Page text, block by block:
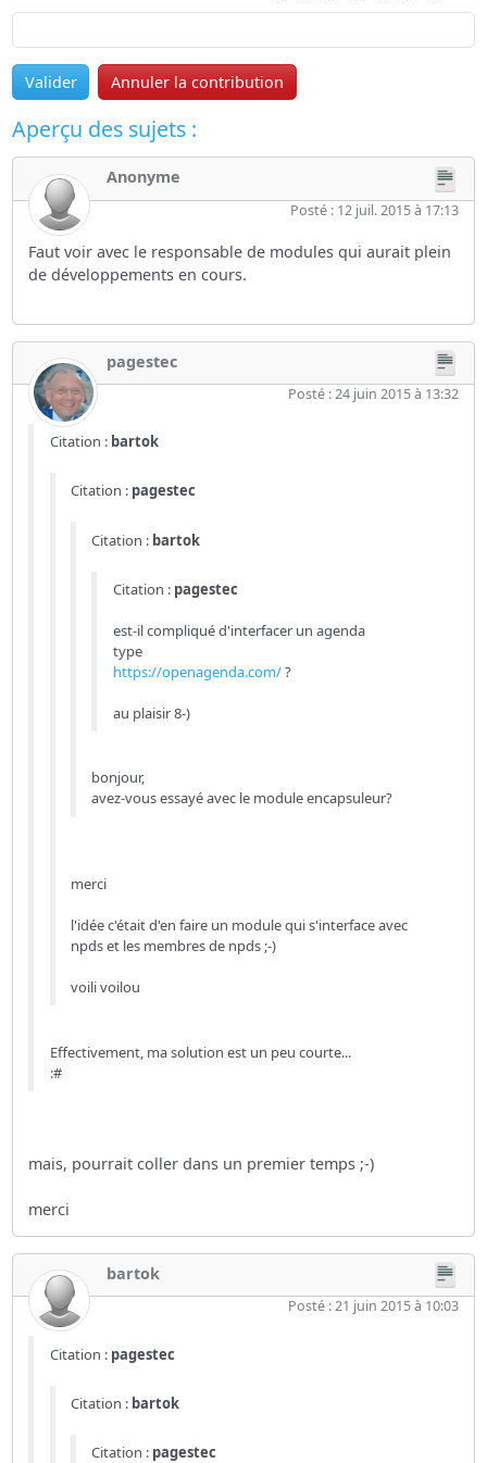
Valider Annuler la contribution
Aperçu des sujets :
Anonyme
Posté : 12 juil. 2015 à 17:13
Faut voir avec le responsable de modules qui aurait plein
de développements en cours.
pagestec
Posté : 24 juin 2015 à 13:32
Citation : bartok
Citation : pagestec
Citation : bartok
Citation : pagestec
est-il compliqué d'interfacer un agenda
type
https://openagenda.com/?
au plaisir 8-)
bonjour,
avez-vous essayé avec le module encapsuleur?
merci
l'idée c'était d'en faire un module qui s'interface avec
npds et les membres de npds ;-)
voili voilou
Effectivement, ma solution est un peu courte...
:#
mais, pourrait coller dans un premier temps ;-)
merci
bartok
Posté : 21 juin 2015 à 10:03
Citation : pagestec
Citation : bartok
Citation : pagestec